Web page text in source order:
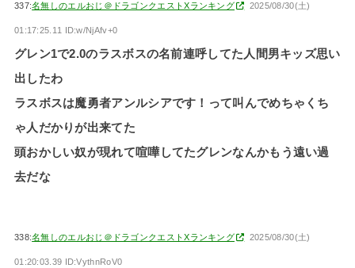
337:名無しのエルおじ＠ドラゴンクエストXランキング 2025/08/30(土)
01:17:25.11 ID:w/NjAfv+0
グレン1で2.0のラスボスの名前連呼してた人間男キッズ思い
出したわ
ラスボスは魔勇者アンルシアです！って叫んでめちゃくち
ゃ人だかりが出来てた
頭おかしい奴が現れて喧嘩してたグレンなんかもう遠い過
去だな
338:名無しのエルおじ＠ドラゴンクエストXランキング 2025/08/30(土)
01:20:03.39 ID:VythnRoV0